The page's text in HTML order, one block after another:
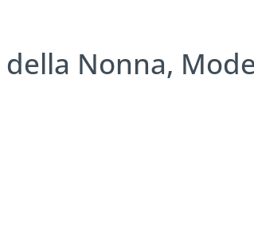
Nonna,